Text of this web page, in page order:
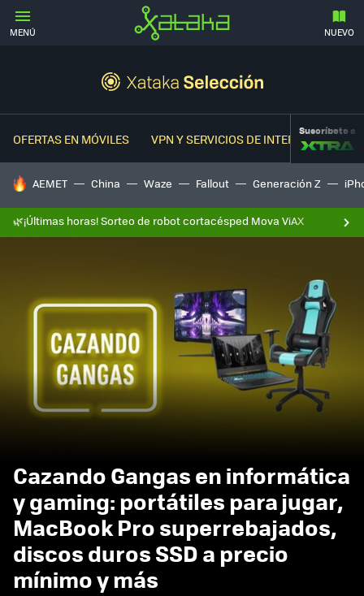
MENÚ NUEVO
OFERTAS EN MÓVILES VPN Y SERVICIOS DE INTERNETSuscríbete a
HOY SE HABLA DE
AEMET China Waze Fallout Generación Z
🌿¡Últimas horas! Sorteo de robot cortacésped Mova ViAX
Cazando Gangas en informática
y gaming: portátiles para jugar,
MacBook Pro superrebajados,
discos duros SSD a precio
mínimo y más